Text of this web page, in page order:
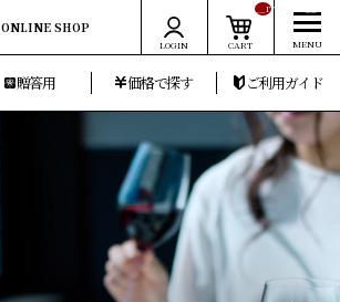
ONLINE SHOP
LOGIN CART
__ITM_CNT__
贈答用 価格で探す ご利用ガイド